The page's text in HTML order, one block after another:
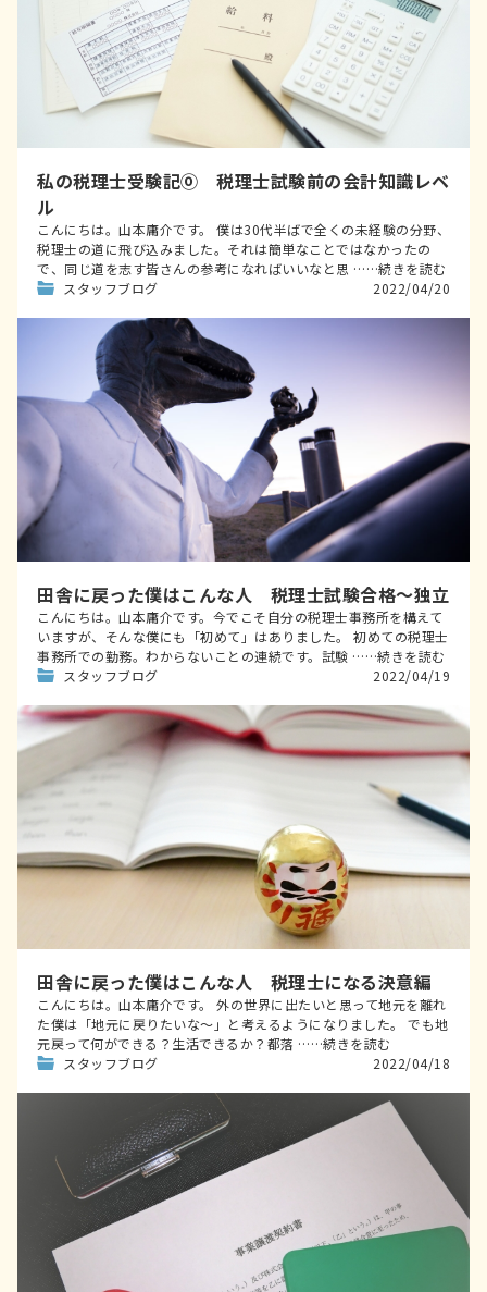
私の税理士受験記⓪ 税理士試験前の会計知識レベ
ル
こんにちは。山本庸介です。 僕は30代半ばで全くの未経験の分野、
税理士の道に飛び込みました。それは簡単なことではなかったの
で、同じ道を志す皆さんの参考になればいいなと思 ……続きを読む
スタッフブログ
2022/04/20
田舎に戻った僕はこんな人 税理士試験合格～独立
こんにちは。山本庸介です。今でこそ自分の税理士事務所を構えて
いますが、そんな僕にも「初めて」はありました。 初めての税理士
事務所での勤務。わからないことの連続です。試験 ……続きを読む
スタッフブログ
2022/04/19
田舎に戻った僕はこんな人 税理士になる決意編
こんにちは。山本庸介です。 外の世界に出たいと思って地元を離れ
た僕は「地元に戻りたいな～」と考えるようになりました。 でも地
元戻って何ができる？生活できるか？都落 ……続きを読む
スタッフブログ
2022/04/18